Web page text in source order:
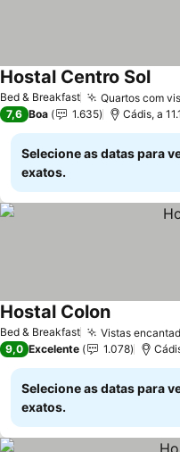
Bed & Breakfast Quartos com
Hostal Centro SolVer
7,6 Boa 1.635 Cádis, a
Selecione as datas para
exatos.
Bed & Breakfast Vistas
Hostal ColonVer preços
9,0 Excelente 1.078
Selecione as datas para
exatos.